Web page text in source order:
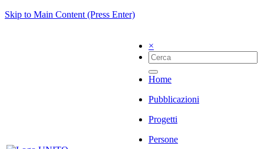
Skip to Main Content (Press Enter)
×
Home
Pubblicazioni
Progetti
Persone